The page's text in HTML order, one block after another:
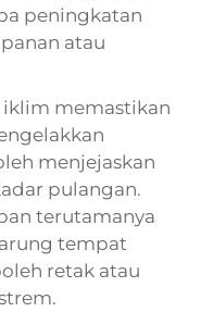
peningkatan
atau
memastikan
menjejaskan
pulangan.
terutamanya
tempat
retak atau